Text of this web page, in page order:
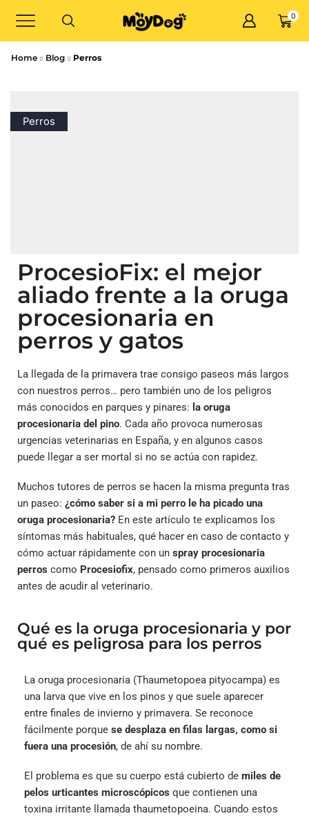
0
Home Blog Perros
Perros
ProcesioFix: el mejor
aliado frente a la oruga
procesionaria en
perros y gatos
La llegada de la primavera trae consigo paseos más largos
con nuestros perros… pero también uno de los peligros
más conocidos en parques y pinares: la oruga
procesionaria del pino. Cada año provoca numerosas
urgencias veterinarias en España, y en algunos casos
puede llegar a ser mortal si no se actúa con rapidez.
Muchos tutores de perros se hacen la misma pregunta tras
un paseo: ¿cómo saber si a mi perro le ha picado una
oruga procesionaria? En este artículo te explicamos los
síntomas más habituales, qué hacer en caso de contacto y
cómo actuar rápidamente con un spray procesionaria
perros como Procesiofix, pensado como primeros auxilios
antes de acudir al veterinario.
Qué es la oruga procesionaria y por
qué es peligrosa para los perros
La oruga procesionaria (Thaumetopoea pityocampa) es
una larva que vive en los pinos y que suele aparecer
entre finales de invierno y primavera. Se reconoce
fácilmente porque se desplaza en filas largas, como si
fuera una procesión, de ahí su nombre.
El problema es que su cuerpo está cubierto de miles de
pelos urticantes microscópicos que contienen una
toxina irritante llamada thaumetopoeina. Cuando estos